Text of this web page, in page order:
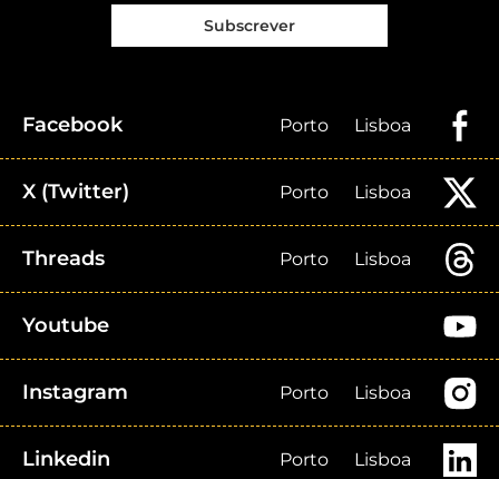
Subscrever
Facebook Porto Lisboa
X (Twitter) Porto Lisboa
Threads Porto Lisboa
Youtube
Instagram Porto Lisboa
Linkedin Porto Lisboa